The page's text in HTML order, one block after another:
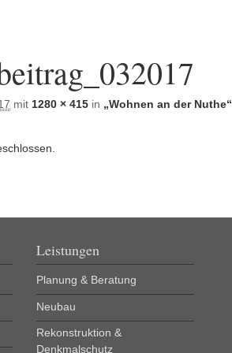
mit 1280 × 415 in „Wohnen an der Nuthe“
Leistungen
Planung & Beratung
Neubau
Rekonstruktion &
Denkmalschutz